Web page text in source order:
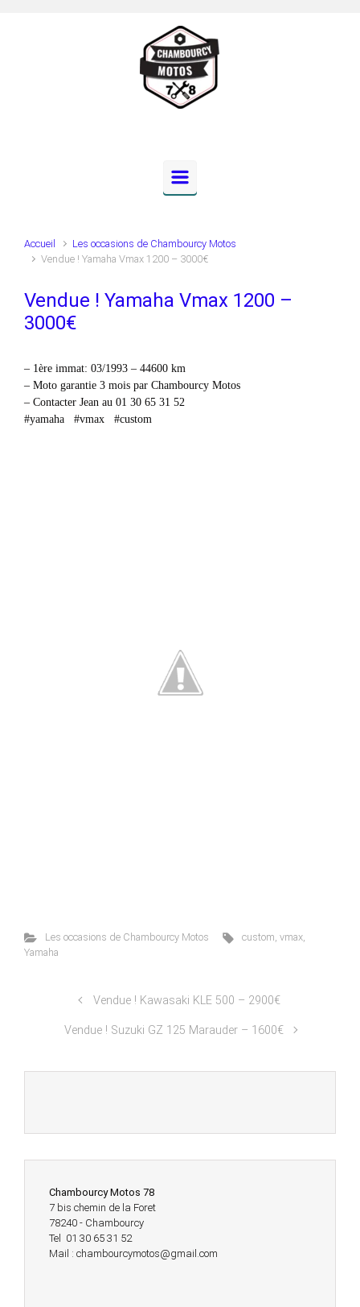
Accueil
Les occasions de Chambourcy Motos
Vendue ! Yamaha Vmax 1200 – 3000€
Vendue ! Yamaha Vmax 1200 –
3000€
– 1ère immat: 03/1993 – 44600 km
– Moto garantie 3 mois par Chambourcy Motos
– Contacter Jean au 01 30 65 31 52
#yamaha #vmax #custom
Les occasions de Chambourcy Motos custom,vmax,
Yamaha
Vendue ! Kawasaki KLE 500 – 2900€
Vendue ! Suzuki GZ 125 Marauder – 1600€
Chambourcy Motos 78
7 bis chemin de la Foret
78240 - Chambourcy
Tel 01 30 65 31 52
Mail : chambourcymotos@gmail.com